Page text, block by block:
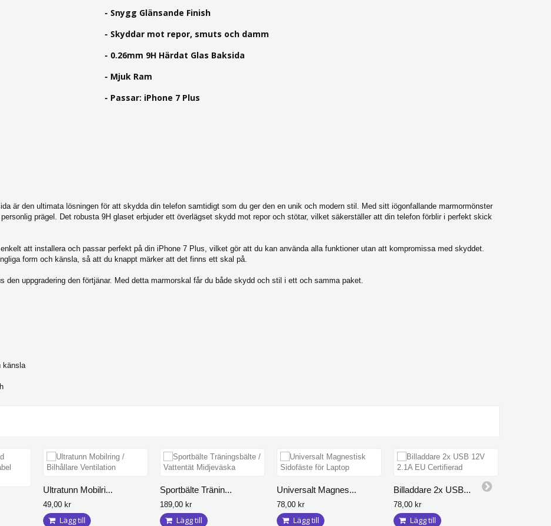
- Snygg Glänsande Finish
- Skyddar mot repor, smuts och damm
- 0.26mm 9H Härdat Glas Baksida
- Mjuk Ram
- Passar: iPhone 7 Plus
är den ultimata lösningen för att skydda din telefon samtidigt som du ger den en unik och modern stil. Med sitt iögonfallande marmormönster
prägel. Det robusta 9H glaset erbjuder ett överlägset skydd mot repor och stötar, vilket säkerställer att din telefon förblir i perfekt skick
att installera och passar perfekt på din iPhone 7 Plus, vilket gör att du kan använda alla funktioner utan att kompromissa med skyddet.
form och känsla, så att du knappt märker att det finns ett skal på.
uppgradering den förtjänar. Med detta marmorskal får du både skydd och stil i ett och samma paket.
känsla
Ultratunn Mobilri...
49,00 kr
Lägg till
Sportbälte Tränin...
189,00 kr
Lägg till
Universalt Magnes...
78,00 kr
Lägg till
Billaddare 2x USB...
78,00 kr
Lägg till